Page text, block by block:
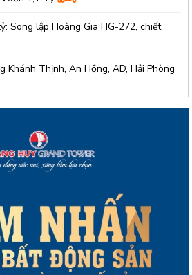
Song lập Hoàng Gia HG-272, chiết
Khánh Thịnh, An Hồng, AD, Hải Phòng